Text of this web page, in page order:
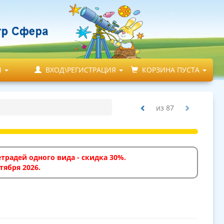
ВХОД\РЕГИСТРАЦИЯ КОРЗИНА ПУСТА
из 87
одного вида - скидка 30%.
2026.